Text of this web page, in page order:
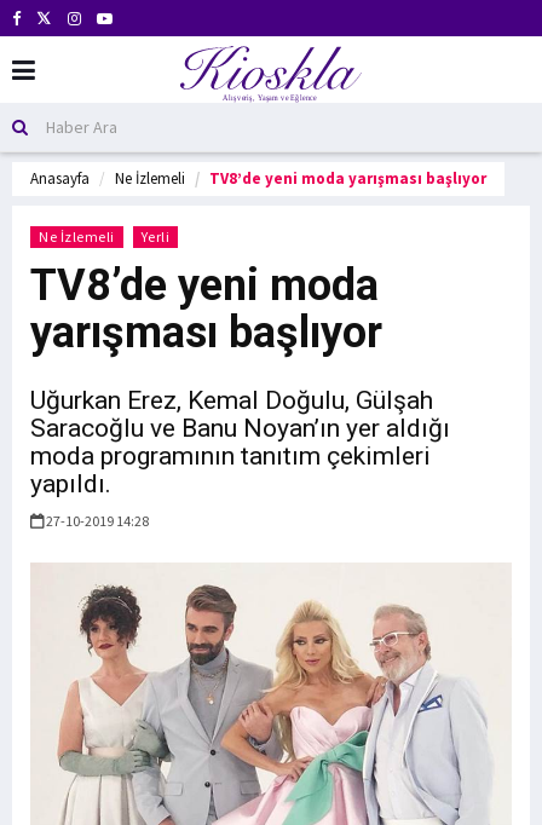
Anasayfa Ne İzlemeli TV8’de yeni moda yarışması başlıyor
Ne İzlemeli Yerli
TV8’de yeni moda
yarışması başlıyor
Uğurkan Erez, Kemal Doğulu, Gülşah
Saracoğlu ve Banu Noyan’ın yer aldığı
moda programının tanıtım çekimleri
yapıldı.
27-10-2019 14:28